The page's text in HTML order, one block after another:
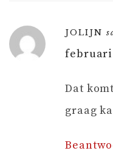
JOLIJN
februari
Dat
graag